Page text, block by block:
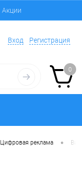
Акции
Вход Регистрация
0
Цифровая реклама •